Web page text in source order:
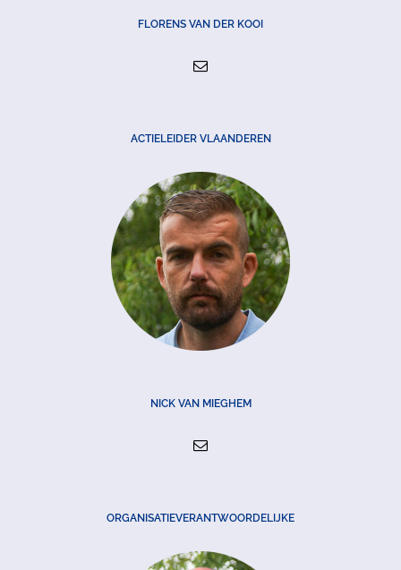
FLORENS VAN DER KOOI
ACTIELEIDER VLAANDEREN
NICK VAN MIEGHEM
ORGANISATIEVERANTWOORDELIJKE